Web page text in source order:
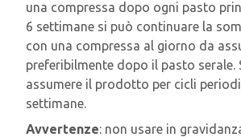
una compressa dopo ogni pasto
6 settimane si può continuare la
con una compressa al giorno da
preferibilmente dopo il pasto serale.
assumere il prodotto per cicli
settimane.
Avvertenze: non usare in